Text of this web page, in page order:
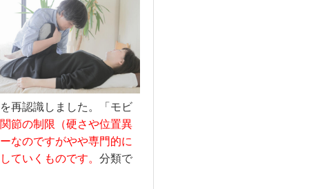
再認識しました。「モビ
関節の制限（硬さや位置異
なのですがやや専門的に
ていくものです。 分類で